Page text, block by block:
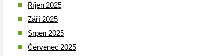
Říjen 2025
Září 2025
Srpen 2025
Červenec 2025